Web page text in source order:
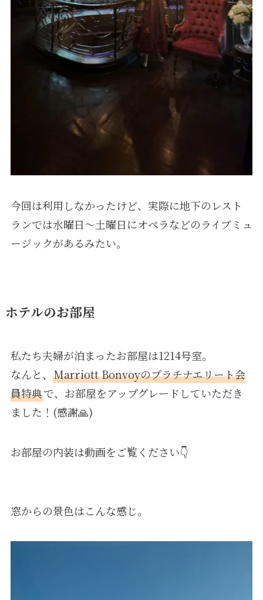
今回は利用しなかったけど、実際に地下のレスト
ランでは水曜日〜土曜日にオペラなどのライブミュ
ージックがあるみたい。
ホテルのお部屋
私たち夫婦が泊まったお部屋は1214号室。
なんと、 Marriott Bonvoyのプラチナエリート会
員特典で、お部屋をアップグレードしていただき
ました！(感謝🙏)
お部屋の内装は動画をご覧ください👇️
窓からの景色はこんな感じ。